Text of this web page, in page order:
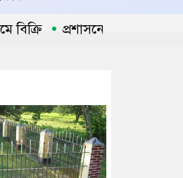
প্রশাসনে অনুপ্রবেশ ঠেকাতে